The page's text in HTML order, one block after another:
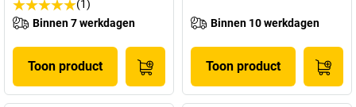
(1)
Binnen 7 werkdagen
Toon product
Binnen 10 werkdagen
Toon product